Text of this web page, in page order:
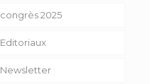
congrès 2025
Editoriaux
Newsletter